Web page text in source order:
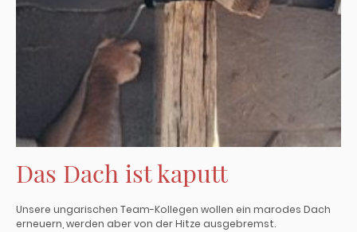
Das Dach ist kaputt
Unsere ungarischen Team-Kollegen wollen ein marodes Dach
erneuern, werden aber von der Hitze ausgebremst.